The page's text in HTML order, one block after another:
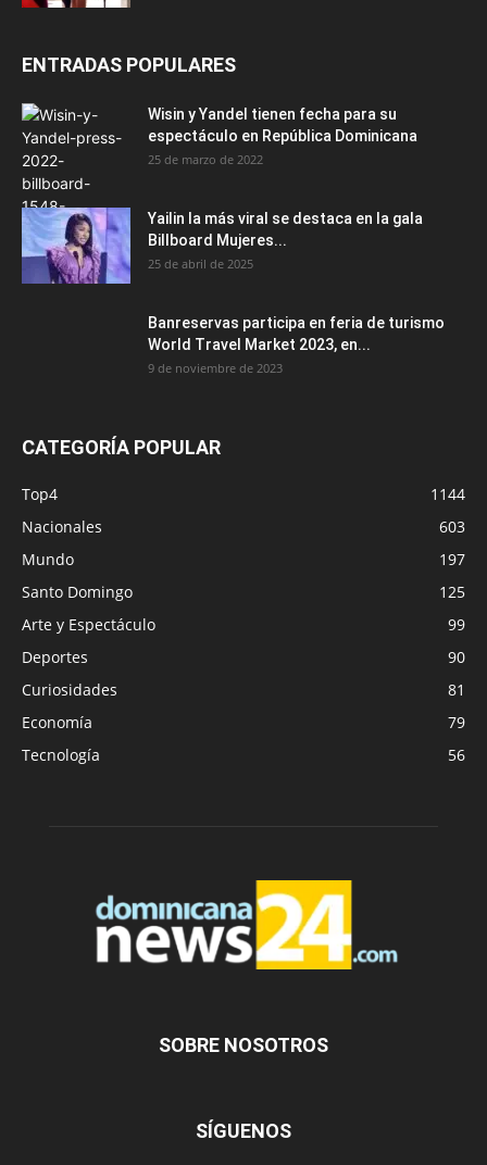
ENTRADAS POPULARES
Wisin y Yandel tienen fecha para su
espectáculo en República Dominicana
25 de marzo de 2022
Yailin la más viral se destaca en la gala
Billboard Mujeres...
25 de abril de 2025
Banreservas participa en feria de turismo
World Travel Market 2023, en...
9 de noviembre de 2023
CATEGORÍA POPULAR
Top4
1144
Nacionales
603
Mundo
197
Santo Domingo
125
Arte y Espectáculo
99
Deportes
90
Curiosidades
81
Economía
79
Tecnología
56
SOBRE NOSOTROS
SÍGUENOS